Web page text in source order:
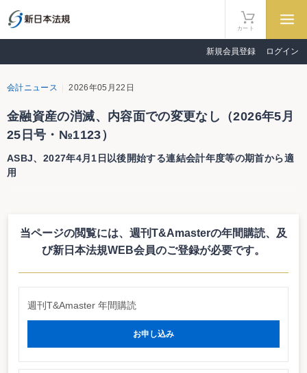
カート
新規会員登録 ログイン
会計ニュース 2026年05月22日
金融資産の消滅、内容面での変更なし（2026年5月
25日号・№1123）
ASBJ、2027年4月1日以後開始する連結会計年度等の期首から適
用
基準等は5月28日にも正式決定へ。連結会計基準案で用いた
用語の理由を説明した以外は内容面での変更はなし。
企業会計基準委員会（ASBJ）は5月28日にも3月31日まで意見募
当ページの閲覧には、週刊T&Amasterの年間購読、 及
び新日本法規WEB会員のご登録が必要です。
週刊T&Amaster 年間購読
お申し込み